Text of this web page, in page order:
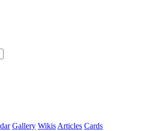
Gallery Wikis Articles Cards